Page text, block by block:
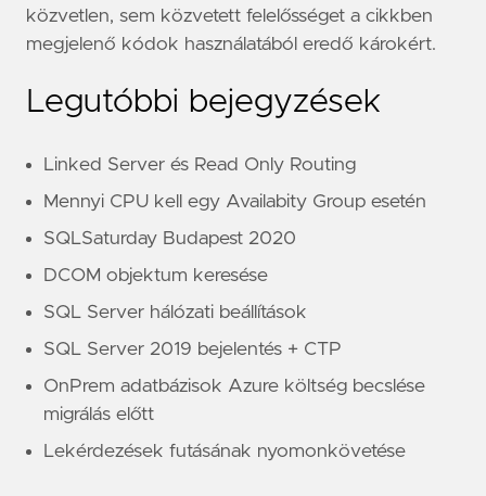
közvetlen, sem közvetett felelősséget a cikkben
megjelenő kódok használatából eredő károkért.
Legutóbbi bejegyzések
Linked Server és Read Only Routing
Mennyi CPU kell egy Availabity Group esetén
SQLSaturday Budapest 2020
DCOM objektum keresése
SQL Server hálózati beállítások
SQL Server 2019 bejelentés + CTP
OnPrem adatbázisok Azure költség becslése
migrálás előtt
Lekérdezések futásának nyomonkövetése